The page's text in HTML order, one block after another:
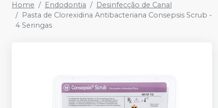
Home Endodontia
Desinfecção de Canal
Pasta de Clorexidina Antibacteriana Consepsis Scrub -
4 Seringas